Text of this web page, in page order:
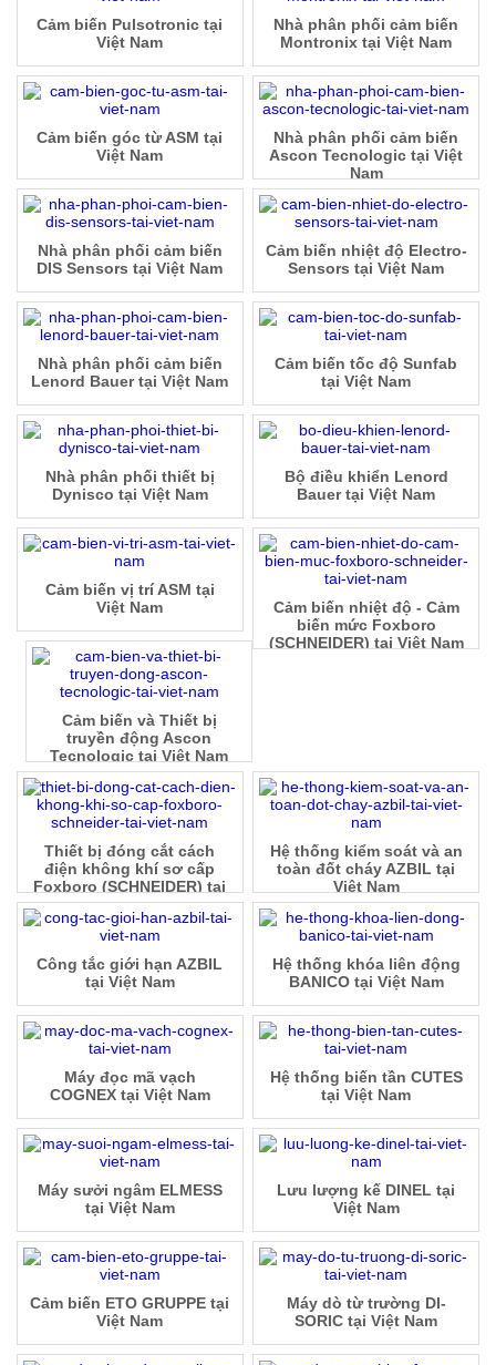
Nhà phân phối cảm biến
Montronix tại Việt Nam
Cảm biến Pulsotronic tại
Việt Nam
Nhà phân phối cảm biến
Ascon Tecnologic tại Việt
Nam
Cảm biến góc từ ASM tại
Việt Nam
Cảm biến nhiệt độ Electro-
Sensors tại Việt Nam
Nhà phân phối cảm biến
DIS Sensors tại Việt Nam
Cảm biến tốc độ Sunfab
tại Việt Nam
Nhà phân phối cảm biến
Lenord Bauer tại Việt Nam
Bộ điều khiển Lenord
Bauer tại Việt Nam
Nhà phân phối thiết bị
Dynisco tại Việt Nam
Cảm biến nhiệt độ - Cảm
biến mức Foxboro
(SCHNEIDER) tại Việt Nam
Cảm biến vị trí ASM tại
Việt Nam
Cảm biến và Thiết bị
truyền động Ascon
Tecnologic tại Việt Nam
Thiết bị đóng cắt cách
điện không khí sơ cấp
Foxboro (SCHNEIDER) tại
Việt Nam
Hệ thống kiểm soát và an
toàn đốt cháy AZBIL tại
Việt Nam
Công tắc giới hạn AZBIL
tại Việt Nam
Hệ thống khóa liên động
BANICO tại Việt Nam
Máy đọc mã vạch
COGNEX tại Việt Nam
Hệ thống biến tần CUTES
tại Việt Nam
Máy sưởi ngâm ELMESS
tại Việt Nam
Lưu lượng kế DINEL tại
Việt Nam
Cảm biến ETO GRUPPE tại
Việt Nam
Máy dò từ trường DI-
SORIC tại Việt Nam